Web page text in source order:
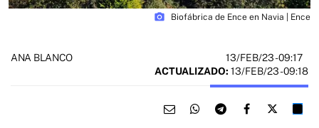
photo_camera Biofábrica de Ence en Navia | Ence
ANA BLANCO 13/FEB/23- 09:17
ACTUALIZADO: 13/FEB/23 - 09:18